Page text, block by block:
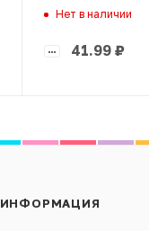
Нет в наличии
41.99 ₽
ИНФОРМАЦИЯ